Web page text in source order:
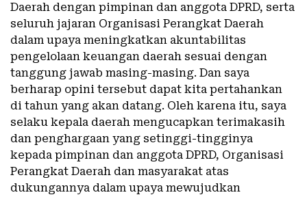
Daerah dengan pimpinan dan anggota DPRD, serta
seluruh jajaran Organisasi Perangkat Daerah
dalam upaya meningkatkan akuntabilitas
pengelolaan keuangan daerah sesuai dengan
tanggung jawab masing-masing. Dan saya
berharap opini tersebut dapat kita pertahankan
di tahun yang akan datang. Oleh karena itu, saya
selaku kepala daerah mengucapkan terimakasih
dan penghargaan yang setinggi-tingginya
kepada pimpinan dan anggota DPRD, Organisasi
Perangkat Daerah dan masyarakat atas
dukungannya dalam upaya mewujudkan